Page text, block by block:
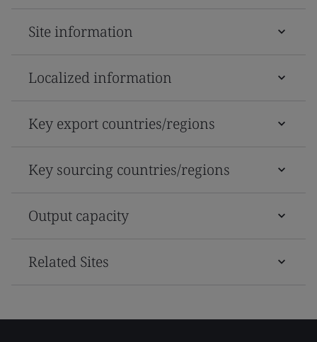
Site information
Localized information
Key export countries/regions
Key sourcing countries/regions
Output capacity
Related Sites